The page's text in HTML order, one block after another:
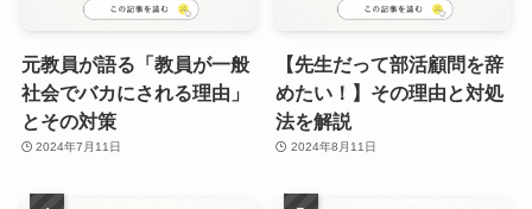
元教員が語る「教員が一般
社会でバカにされる理由」
とその対策
2024年7月11日
【先生だって部活顧問を辞
めたい！】その理由と対処
法を解説
2024年8月11日